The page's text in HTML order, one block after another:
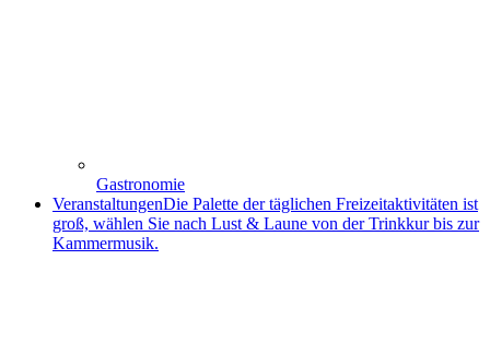
Gastronomie
VeranstaltungenDie Palette der täglichen Freizeitaktivitäten ist
groß, wählen Sie nach Lust & Laune von der Trinkkur bis zur
Kammermusik.